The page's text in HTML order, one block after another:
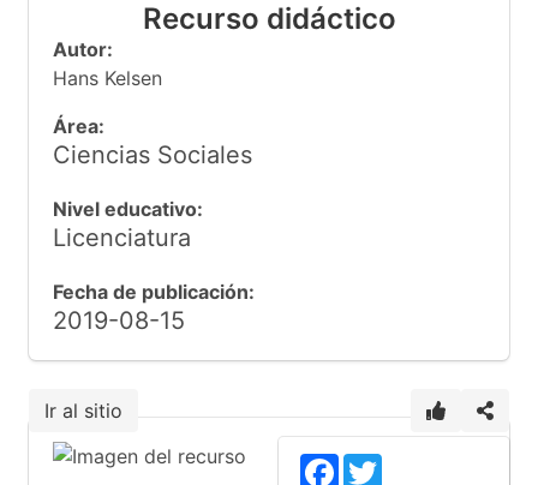
Recurso didáctico
Autor:
Hans Kelsen
Área:
Ciencias Sociales
Nivel educativo:
Licenciatura
Fecha de publicación:
2019-08-15
Ir al sitio
Facebook